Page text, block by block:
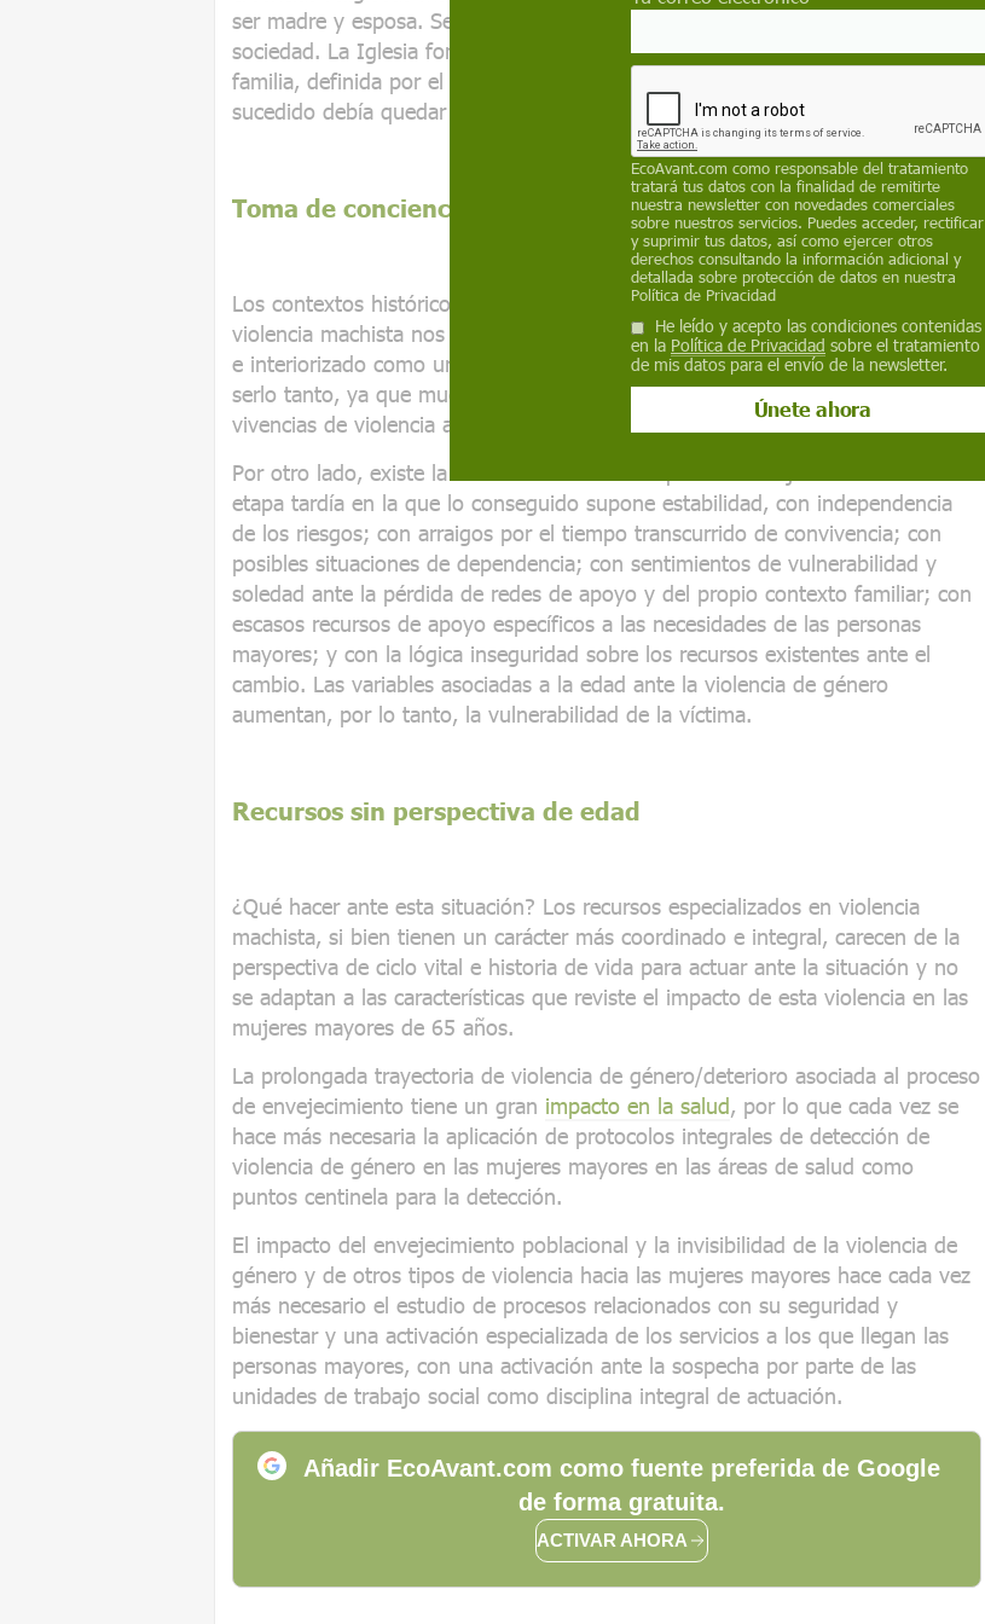
ser madre y esposa. Se promovía el papel secundario de la mujer en la
sociedad. La Iglesia fomentaba la resignación en la mujer cuidadora de la
familia, definida por el entorno doméstico donde, como espacio privado, lo
sucedido debía quedar allí.
Toma de conciencia tardía
Los contextos históricos de socialización de las mujeres mayores que sufren
violencia machista nos llevan a momentos como el de hoy, cuando lo definido
e interiorizado como un derecho es claro. Sin embargo, para ellas sigue sin
serlo tanto, ya que muchas comienzan ahora a tomar conciencia de las
vivencias de violencia a las que llevan enfrentándose años.
Por otro lado, existe la dificultad añadida de que estas mujeres se ven en una
etapa tardía en la que lo conseguido supone estabilidad, con independencia
de los riesgos; con arraigos por el tiempo transcurrido de convivencia; con
posibles situaciones de dependencia; con sentimientos de vulnerabilidad y
soledad ante la pérdida de redes de apoyo y del propio contexto familiar; con
escasos recursos de apoyo específicos a las necesidades de las personas
mayores; y con la lógica inseguridad sobre los recursos existentes ante el
cambio. Las variables asociadas a la edad ante la violencia de género
aumentan, por lo tanto, la vulnerabilidad de la víctima.
Recursos sin perspectiva de edad
¿Qué hacer ante esta situación? Los recursos especializados en violencia
machista, si bien tienen un carácter más coordinado e integral, carecen de la
perspectiva de ciclo vital e historia de vida para actuar ante la situación y no
se adaptan a las características que reviste el impacto de esta violencia en las
mujeres mayores de 65 años.
La prolongada trayectoria de violencia de género/deterioro asociada al proceso
de envejecimiento tiene un gran impacto en la salud, por lo que cada vez se
hace más necesaria la aplicación de protocolos integrales de detección de
violencia de género en las mujeres mayores en las áreas de salud como
puntos centinela para la detección.
El impacto del envejecimiento poblacional y la invisibilidad de la violencia de
género y de otros tipos de violencia hacia las mujeres mayores hace cada vez
más necesario el estudio de procesos relacionados con su seguridad y
bienestar y una activación especializada de los servicios a los que llegan las
personas mayores, con una activación ante la sospecha por parte de las
unidades de trabajo social como disciplina integral de actuación.
Añadir EcoAvant.com como fuente preferida de Google
de forma gratuita.
ACTIVAR AHORA
EcoAvant.com como responsable del tratamiento
tratará tus datos con la finalidad de remitirte
nuestra newsletter con novedades comerciales
sobre nuestros servicios. Puedes acceder, rectificar
y suprimir tus datos, así como ejercer otros
derechos consultando la información adicional y
detallada sobre protección de datos en nuestra
Política de Privacidad
He leído y acepto las condiciones contenidas
en la Política de Privacidad sobre el tratamiento
de mis datos para el envío de la newsletter.